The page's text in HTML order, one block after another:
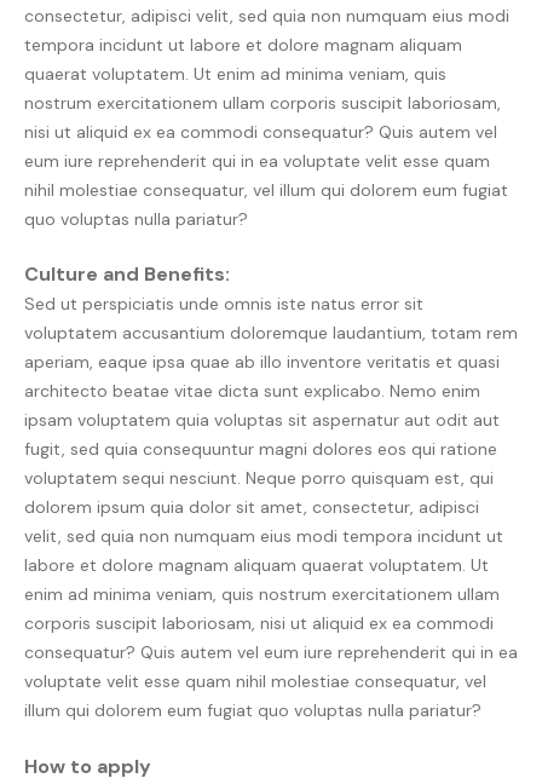
consectetur, adipisci velit, sed quia non numquam eius modi
tempora incidunt ut labore et dolore magnam aliquam
quaerat voluptatem. Ut enim ad minima veniam, quis
nostrum exercitationem ullam corporis suscipit laboriosam,
nisi ut aliquid ex ea commodi consequatur? Quis autem vel
eum iure reprehenderit qui in ea voluptate velit esse quam
nihil molestiae consequatur, vel illum qui dolorem eum fugiat
quo voluptas nulla pariatur?
Culture and Benefits:
Sed ut perspiciatis unde omnis iste natus error sit
voluptatem accusantium doloremque laudantium, totam rem
aperiam, eaque ipsa quae ab illo inventore veritatis et quasi
architecto beatae vitae dicta sunt explicabo. Nemo enim
ipsam voluptatem quia voluptas sit aspernatur aut odit aut
fugit, sed quia consequuntur magni dolores eos qui ratione
voluptatem sequi nesciunt. Neque porro quisquam est, qui
dolorem ipsum quia dolor sit amet, consectetur, adipisci
velit, sed quia non numquam eius modi tempora incidunt ut
labore et dolore magnam aliquam quaerat voluptatem. Ut
enim ad minima veniam, quis nostrum exercitationem ullam
corporis suscipit laboriosam, nisi ut aliquid ex ea commodi
consequatur? Quis autem vel eum iure reprehenderit qui in ea
voluptate velit esse quam nihil molestiae consequatur, vel
illum qui dolorem eum fugiat quo voluptas nulla pariatur?
How to apply